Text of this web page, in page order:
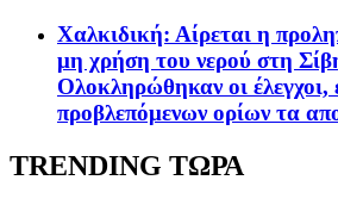
Χαλκιδική: Αίρεται η
μη χρήση του νερού στη
Ολοκληρώθηκαν οι έλεγχοι,
προβλεπόμενων ορίων τα
TRENDING ΤΩΡΑ